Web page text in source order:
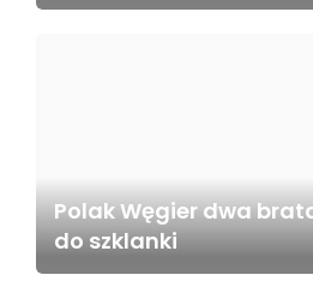
Polak Węgier dwa
do szklanki